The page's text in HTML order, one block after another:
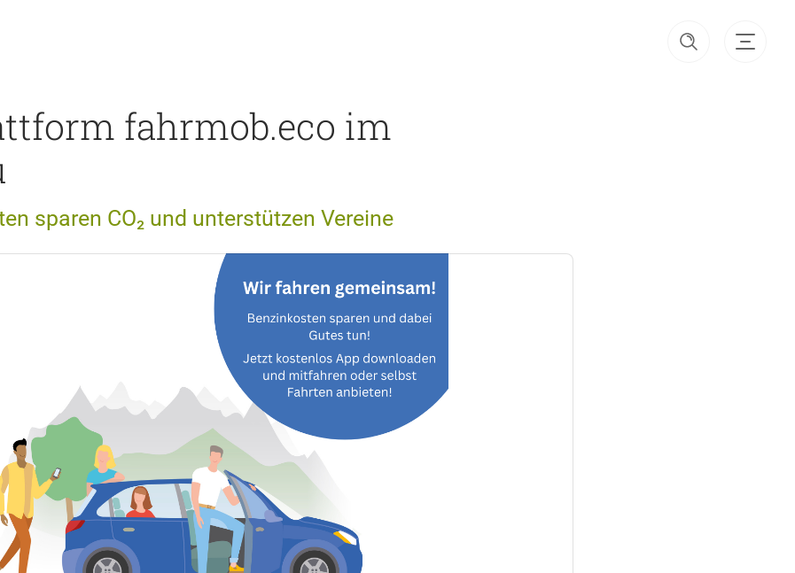
fahrmob.eco im
sparen CO₂ und unterstützen Vereine